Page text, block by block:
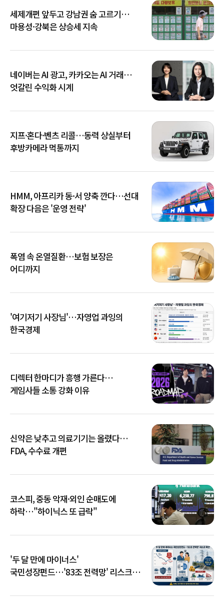
세제개편 앞두고 강남권 숨 고르기…
마용성·강북은 상승세 지속
네이버는 AI 광고, 카카오는 AI 거래…
엇갈린 수익화 시계
지프·혼다·벤츠 리콜…동력 상실부터
후방카메라 먹통까지
HMM, 아프리카 동·서 양축 깐다…선대
확장 다음은 '운영 전략'
폭염 속 온열질환…보험 보장은
어디까지
'여기저기 사장님'…자영업 과잉의
한국경제
디렉터 한마디가 흥행 가른다…
게임사들 소통 강화 이유
신약은 낮추고 의료기기는 올렸다…
FDA, 수수료 개편
코스피, 중동 악재·외인 순매도에
하락…"하이닉스 또 급락"
'두 달 만에 마이너스'
국민성장펀드…'83조 전력망' 리스크